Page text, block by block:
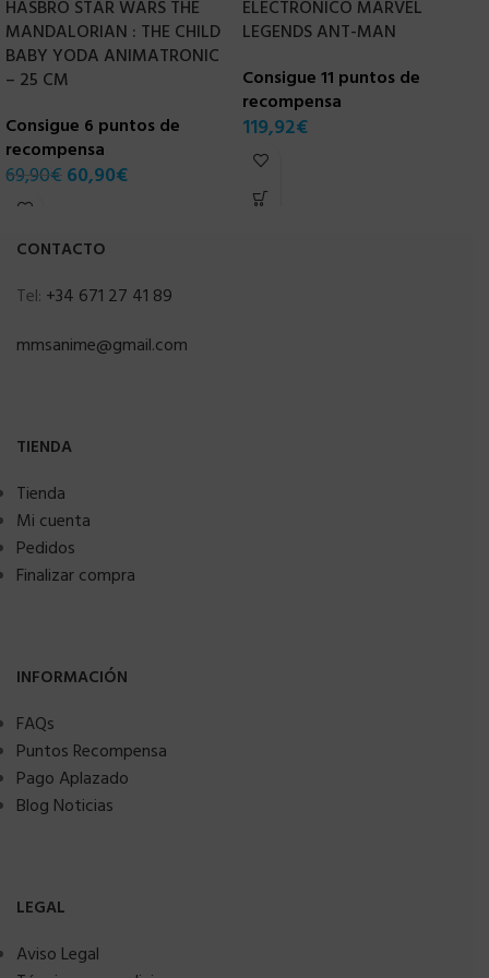
HASBRO STAR WARS THE
MANDALORIAN : THE CHILD
BABY YODA ANIMATRONIC
– 25 CM
Consigue 6 puntos de
recompensa
69,90€ 60,90€
ELECTRONICO MARVEL
LEGENDS ANT-MAN
Consigue 11 puntos de
recompensa
119,92€
CONTACTO
Tel: +34 671 27 41 89
mmsanime@gmail.com
TIENDA
Tienda
Mi cuenta
Pedidos
Finalizar compra
INFORMACIÓN
FAQs
Puntos Recompensa
Pago Aplazado
Blog Noticias
LEGAL
Aviso Legal